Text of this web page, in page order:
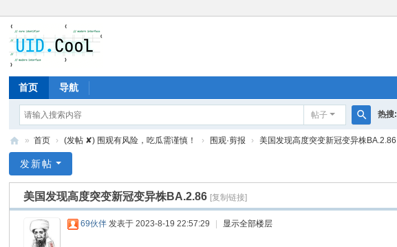
首页 导航
帖子
搜
热搜:
爱
» 首页 › (发帖 ✘) 围观有风险，吃瓜需谨慎！ › 围观·剪报 › 美国发现高度突变新冠变异株BA.2.86
发新帖
美国发现高度突变新冠变异株BA.2.86 [复制链接]
69伙伴 发表于 2023-8-19 22:57:29 显示全部楼层